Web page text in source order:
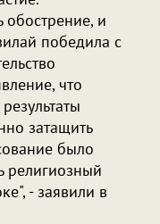
обострение, и
победила с
что
затащить
было
религиозный
- заявили в